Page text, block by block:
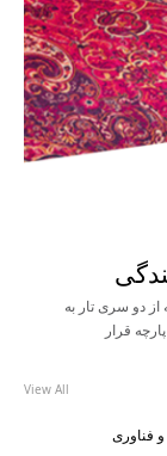
دو سری تار به
قرار
View All
فناوری